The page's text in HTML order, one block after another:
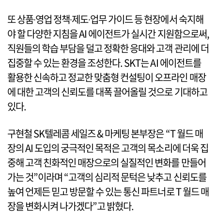
또 상품∙영업 정책∙제도∙업무 가이드 등 현장에서 숙지해
야 할 다양한 지침을 AI 에이전트가 실시간 지원함으로써,
직원들의 학습 부담을 덜고 정확한 응대와 고객 관리에 더
집중할 수 있는 환경을 조성한다. SKT는 AI 에이전트를
활용한 신속하고 정교한 맞춤형 컨설팅이 오프라인 매장
에 대한 고객의 신뢰도를 대폭 끌어올릴 것으로 기대하고
있다.
구현철 SK텔레콤 세일즈 & 마케팅 본부장은 “T 월드 매
장의 AI 도입의 궁극적인 목적은 고객의 목소리에 더욱 집
중해 고객 친화적인 매장으로의 실질적인 변화를 만들어
가는 것”이라며 “고객의 심리적 문턱은 낮추고 신뢰도를
높여 언제든 믿고 방문할 수 있는 통신 파트너로 T 월드 매
장을 변화시켜 나가겠다”고 밝혔다.